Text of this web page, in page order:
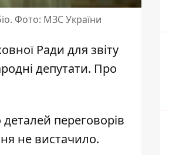
Фото: МЗС України
Ради для звіту
депутати. Про
переговорів
не вистачило.